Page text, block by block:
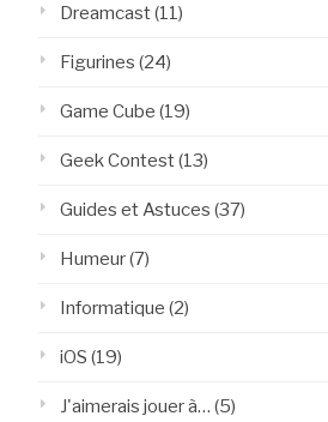
Dreamcast(11)
Figurines (24)
Game Cube (19)
Geek Contest(13)
Guides et Astuces (37)
Humeur(7)
Informatique (2)
iOS (19)
J'aimerais jouer à… (5)